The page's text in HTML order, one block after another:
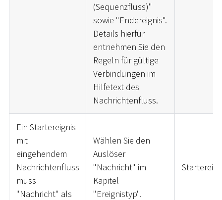
(Sequenzfluss)"
sowie "Endereignis".
Details hierfür
entnehmen Sie den
Regeln für gültige
Verbindungen im
Hilfetext des
Nachrichtenfluss.
Ein Startereignis
mit
eingehendem
Nachrichtenfluss
muss
"Nachricht" als
Wählen Sie den
Auslöser
"Nachricht" im
Kapitel
"Ereignistyp".